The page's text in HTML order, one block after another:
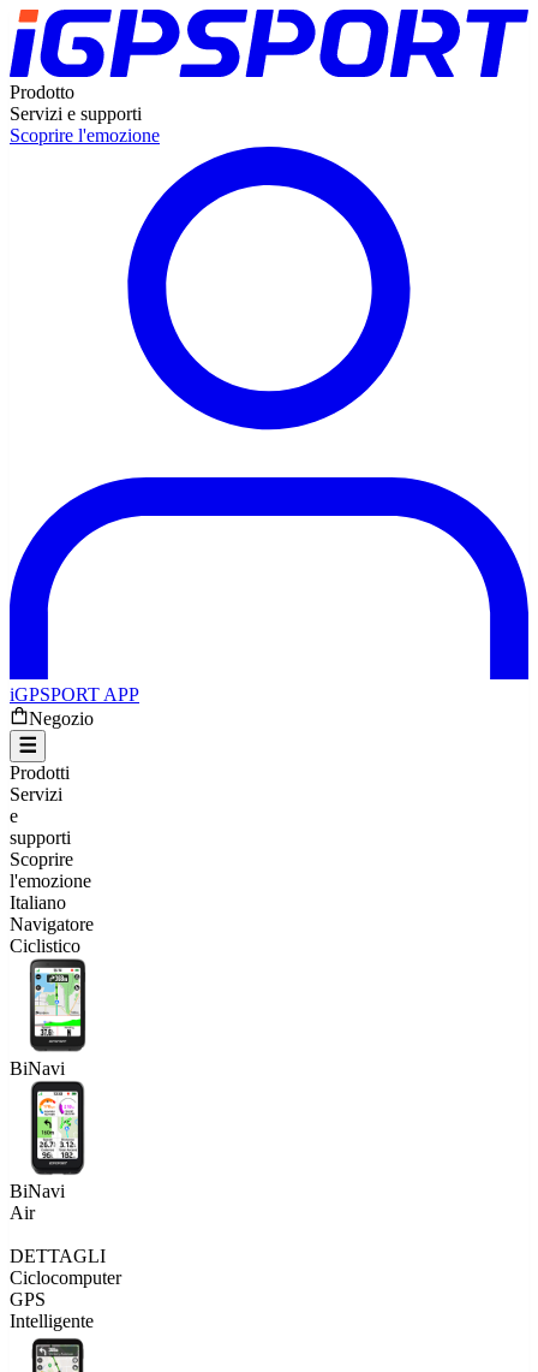
Prodotto
Servizi e supporti
Scoprire l'emozione
iGPSPORT APP
Negozio
Prodotti
Servizi
e
supporti
Scoprire
l'emozione
Italiano
Navigatore
Ciclistico
BiNavi
BiNavi
Air
DETTAGLI
Ciclocomputer
GPS
Intelligente